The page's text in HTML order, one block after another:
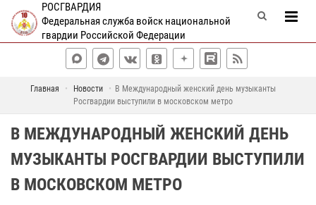
РОСГВАРДИЯ
Федеральная служба войск национальной
гвардии Российской Федерации
Главная Новости
В Международный женский день музыканты
Росгвардии выступили в московском метро
В МЕЖДУНАРОДНЫЙ ЖЕНСКИЙ ДЕНЬ
МУЗЫКАНТЫ РОСГВАРДИИ ВЫСТУПИЛИ
В МОСКОВСКОМ МЕТРО